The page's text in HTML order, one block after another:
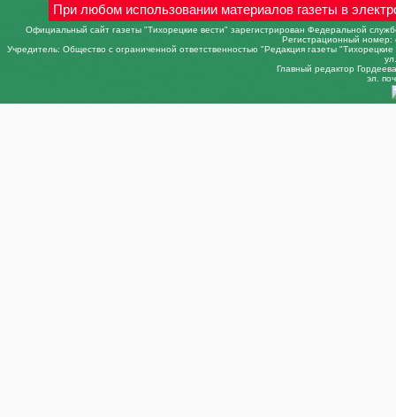
При любом использовании материалов газеты в
Официальный сайт газеты "Тихорецкие вести" зарегистрирован Федеральной
Регистрационный
Учредитель: Общество с ограниченной ответственностью "Редакция газеты
Главный редактор
эл.